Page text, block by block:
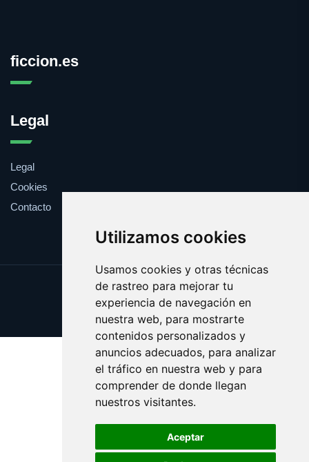
Utilizamos cookies
Usamos cookies y otras técnicas
de rastreo para mejorar tu
experiencia de navegación en
nuestra web, para mostrarte
contenidos personalizados y
anuncios adecuados, para analizar
el tráfico en nuestra web y para
comprender de donde llegan
nuestros visitantes.
Aceptar
ficcion.es
Legal
Legal
Cookies
Contacto
Update cookies preferences
Copyright © 2025 ficcion.es